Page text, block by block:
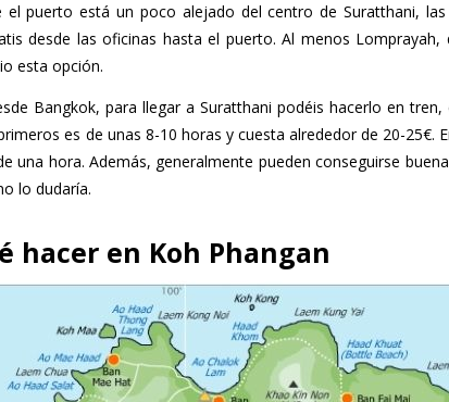
el puerto está un poco alejado del centro de Suratthani,
desde las oficinas hasta el puerto. Al menos
esta opción.
Bangkok, para llegar a Suratthani podéis hacerlo en
es de unas 8-10 horas y cuesta alrededor de 20-25€.
una hora. Además, generalmente pueden conseguirse
lo dudaría.
hacer en Koh Phangan